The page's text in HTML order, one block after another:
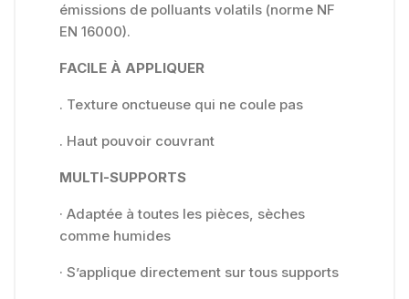
émissions de polluants volatils (norme NF
EN 16000).
FACILE À APPLIQUER
. Texture onctueuse qui ne coule pas
. Haut pouvoir couvrant
MULTI-SUPPORTS
· Adaptée à toutes les pièces, sèches
comme humides
· S’applique directement sur tous supports